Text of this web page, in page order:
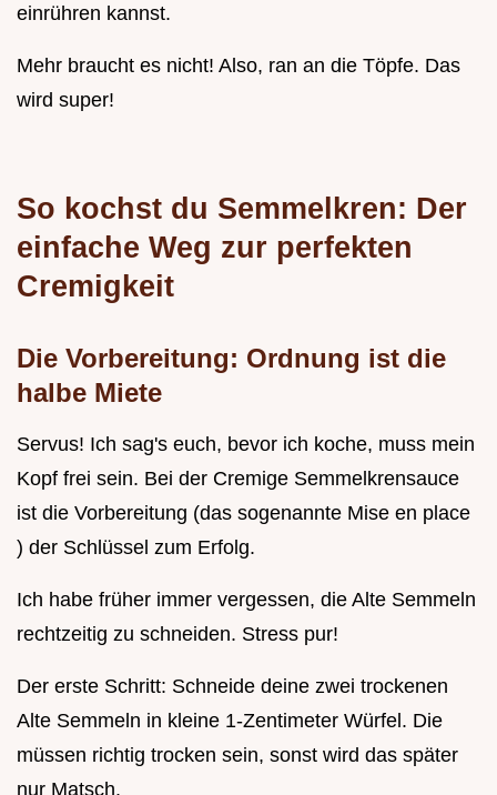
einrühren kannst.
Mehr braucht es nicht! Also, ran an die Töpfe. Das
wird super!
So kochst du Semmelkren: Der
einfache Weg zur perfekten
Cremigkeit
Die Vorbereitung: Ordnung ist die
halbe Miete
Servus! Ich sag's euch, bevor ich koche, muss mein
Kopf frei sein. Bei der Cremige Semmelkrensauce
ist die Vorbereitung (das sogenannte Mise en place
) der Schlüssel zum Erfolg.
Ich habe früher immer vergessen, die Alte Semmeln
rechtzeitig zu schneiden. Stress pur!
Der erste Schritt: Schneide deine zwei trockenen
Alte Semmeln in kleine 1-Zentimeter Würfel. Die
müssen richtig trocken sein, sonst wird das später
nur Matsch.